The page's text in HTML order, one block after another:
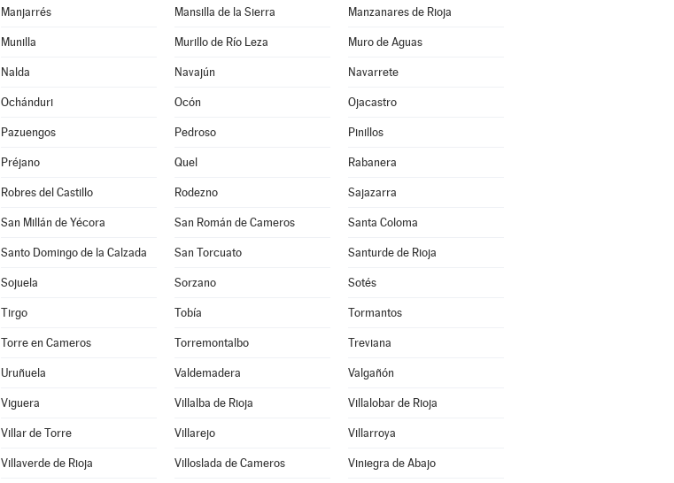
Manjarrés Mansilla de la Sierra Manzanares de Rioja
Munilla Murillo de Río Leza Muro de Aguas
Nalda Navajún Navarrete
Ochánduri Ocón Ojacastro
Pazuengos Pedroso Pinillos
Préjano Quel Rabanera
Robres del Castillo Rodezno Sajazarra
San Millán de Yécora San Román de Cameros Santa Coloma
Santo Domingo de la Calzada San Torcuato Santurde de Rioja
Sojuela Sorzano Sotés
Tirgo Tobía Tormantos
Torre en Cameros Torremontalbo Treviana
Uruñuela Valdemadera Valgañón
Viguera Villalba de Rioja Villalobar de Rioja
Villar de Torre Villarejo Villarroya
Villaverde de Rioja Villoslada de Cameros Viniegra de Abajo